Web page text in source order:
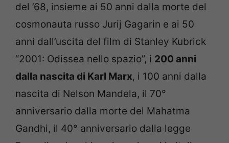
del ’68, insieme ai 50 anni dalla morte del
cosmonauta russo Jurij Gagarin e ai 50
anni dall’uscita del film di Stanley Kubrick
“2001: Odissea nello spazio”, i 200 anni
dalla nascita di Karl Marx, i 100 anni dalla
nascita di Nelson Mandela, il 70°
anniversario dalla morte del Mahatma
Gandhi, il 40° anniversario dalla legge